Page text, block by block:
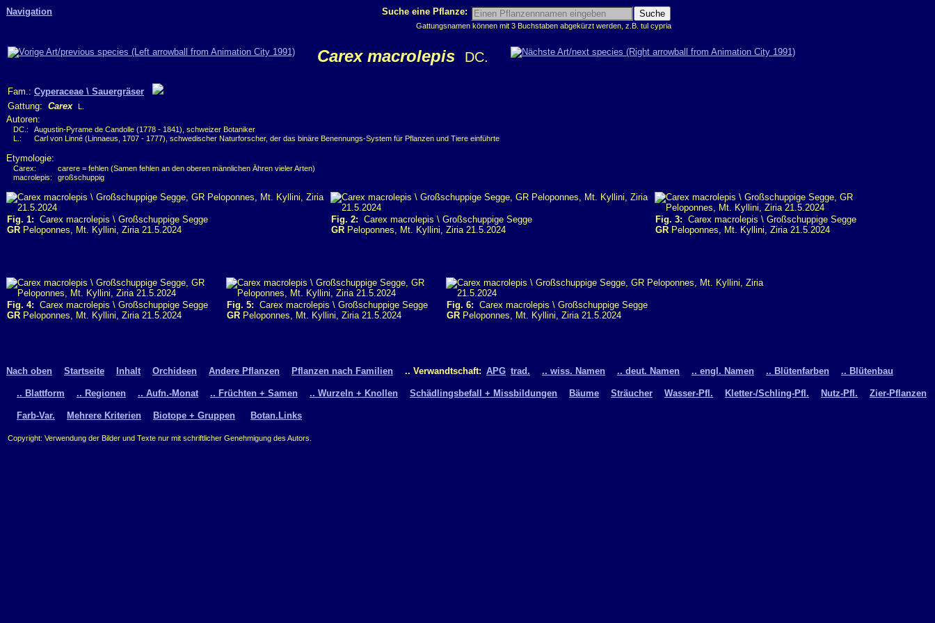
Navigation Suche eine Pflanze:
Gattungsnamen können mit 3 Buchstaben abgekürzt werden, z.B. tul cypria
Carex macrolepis DC.
Fam.: Cyperaceae \ Sauergräser
Gattung: Carex L.
Autoren:
DC.:
Augustin-Pyrame de Candolle (1778 - 1841), schweizer Botaniker
L.:
Carl von Linné (Linnaeus, 1707 - 1777), schwedischer Naturforscher, der das binäre Benennungs-System für Pflanzen und Tiere einführte
Etymologie:
Carex:
carere = fehlen (Samen fehlen an den oberen männlichen Ähren vieler Arten)
macrolepis:
großschuppig
Fig. 1: Carex macrolepis \ Großschuppige Segge
GR Peloponnes, Mt. Kyllini, Ziria 21.5.2024
Fig. 2: Carex macrolepis \ Großschuppige Segge
GR Peloponnes, Mt. Kyllini, Ziria 21.5.2024
Fig. 3: Carex macrolepis \ Großschuppige Segge
GR Peloponnes, Mt. Kyllini, Ziria 21.5.2024
Fig. 4: Carex macrolepis \ Großschuppige Segge
GR Peloponnes, Mt. Kyllini, Ziria 21.5.2024
Fig. 5: Carex macrolepis \ Großschuppige Segge
GR Peloponnes, Mt. Kyllini, Ziria 21.5.2024
Fig. 6: Carex macrolepis \ Großschuppige Segge
GR Peloponnes, Mt. Kyllini, Ziria 21.5.2024
Nach oben Startseite Inhalt Orchideen Andere Pflanzen Pflanzen nach Familien .. Verwandtschaft: APG trad. .. wiss. Namen .. deut. Namen .. engl. Namen .. Blütenfarben .. Blütenbau
.. Blattform .. Regionen .. Aufn.-Monat .. Früchten + Samen .. Wurzeln + Knollen Schädlingsbefall + Missbildungen Bäume Sträucher Wasser-Pfl. Kletter-/Schling-Pfl. Nutz-Pfl. Zier-Pflanzen
Farb-Var. Mehrere Kriterien Biotope + Gruppen Botan.Links
Copyright: Verwendung der Bilder und Texte nur mit schriftlicher Genehmigung des Autors.